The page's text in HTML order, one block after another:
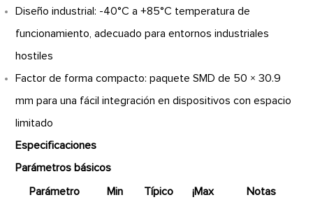
Diseño industrial: -40°C a +85°C temperatura de
funcionamiento, adecuado para entornos industriales
hostiles
Factor de forma compacto: paquete SMD de 50 × 30.9
mm para una fácil integración en dispositivos con espacio
limitado
Especificaciones
Parámetros básicos
Parámetro Min Típico ¡Max Notas